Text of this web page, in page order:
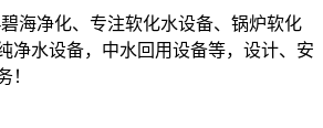
海净化、专注软化水设备、锅炉软化
净水设备，中水回用设备等，设计、安
！